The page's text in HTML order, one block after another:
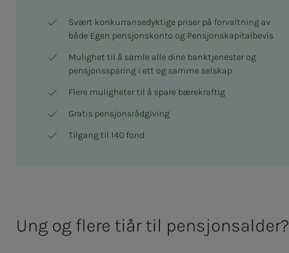
Svært konkurransedyktige priser på forvaltning av
både Egen pensjonskonto og Pensjonskapitalbevis
Mulighet til å samle alle dine banktjenester og
pensjonssparing i ett og samme selskap
Flere muligheter til å spare bærekraftig
Gratis pensjonsrådgiving
Tilgang til 140 fond
Ung og flere tiår til pensjonsalder?